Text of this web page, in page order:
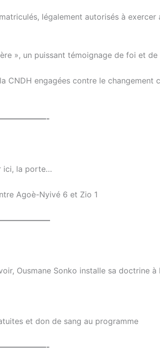
légalement autorisés à
», un puissant témoignage de foi et de
CNDH engagées contre le changement
ici, la porte…
Agoè-Nyivé 6 et Zio 1
Ousmane Sonko installe sa doctrine à
et don de sang au programme